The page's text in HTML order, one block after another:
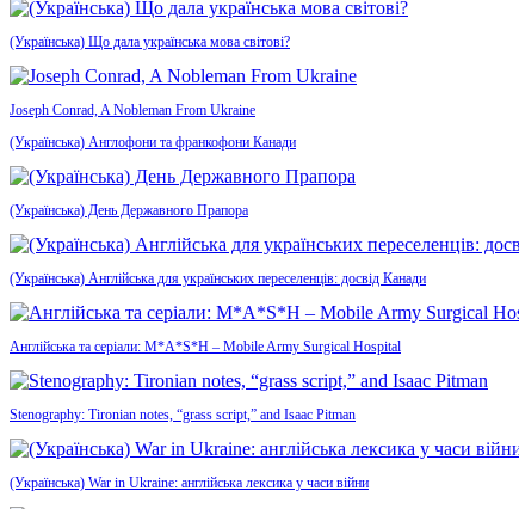
(Українська) Що дала українська мова світові?
Joseph Conrad, A Nobleman From Ukraine
(Українська) Англофони та франкофони Канади
(Українська) День Державного Прапора
(Українська) Англійська для українських переселенців: досвід Канади
Англійська та серіали: M*A*S*H – Mobile Army Surgical Hospital
Stenography: Tironian notes, “grass script,” and Isaac Pitman
(Українська) War in Ukraine: англійська лексика у часи війни